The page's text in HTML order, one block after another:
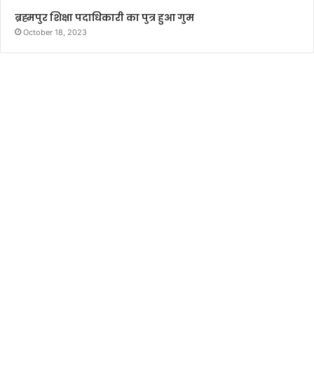
ब्रह्मपुर शिक्षा पदाधिकारी का पुत्र हुआ गुम
October 18, 2023